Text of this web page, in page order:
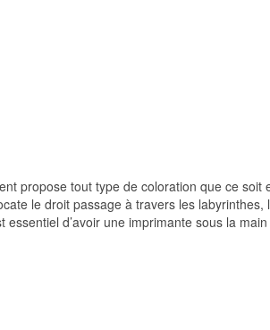
propose tout type de coloration que ce
le droit passage à travers les
d’avoir une imprimante sous la